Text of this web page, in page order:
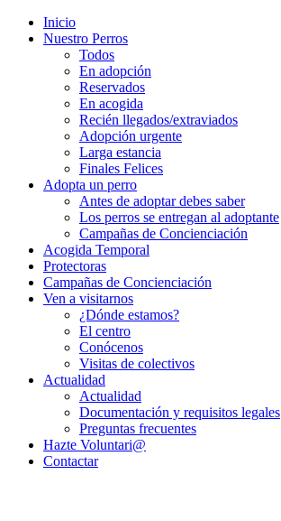
Inicio
Nuestro Perros
Todos
En adopción
Reservados
En acogida
Recién llegados/extraviados
Adopción urgente
Larga estancia
Finales Felices
Adopta un perro
Antes de adoptar debes saber
Los perros se entregan al adoptante
Campañas de Concienciación
Acogida Temporal
Protectoras
Campañas de Concienciación
Ven a visitarnos
¿Dónde estamos?
El centro
Conócenos
Visitas de colectivos
Actualidad
Actualidad
Documentación y requisitos legales
Preguntas frecuentes
Hazte Voluntari@
Contactar